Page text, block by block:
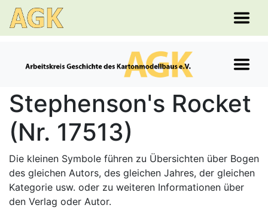
Stephenson's Rocket
(Nr. 17513)
Die kleinen Symbole führen zu Übersichten über Bogen
des gleichen Autors, des gleichen Jahres, der gleichen
Kategorie usw. oder zu weiteren Informationen über
den Verlag oder Autor.